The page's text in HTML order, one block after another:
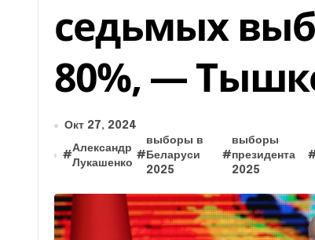
седьмых
80%, —
Окт 27, 2024
#
Александр
Лукашенко
#
выборы в
Беларуси
2025
#
выборы
президента
2025